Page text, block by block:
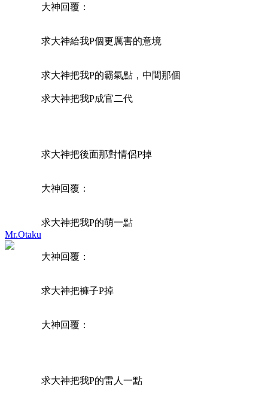
Mr.Otaku
大神回覆：
求大神給我P個更厲害的意境
求大神把我P的霸氣點，中間那個
求大神把我P成官二代
求大神把後面那對情侶P掉
大神回覆：
求大神把我P的萌一點
大神回覆：
求大神把褲子P掉
大神回覆：
求大神把我P的雷人一點